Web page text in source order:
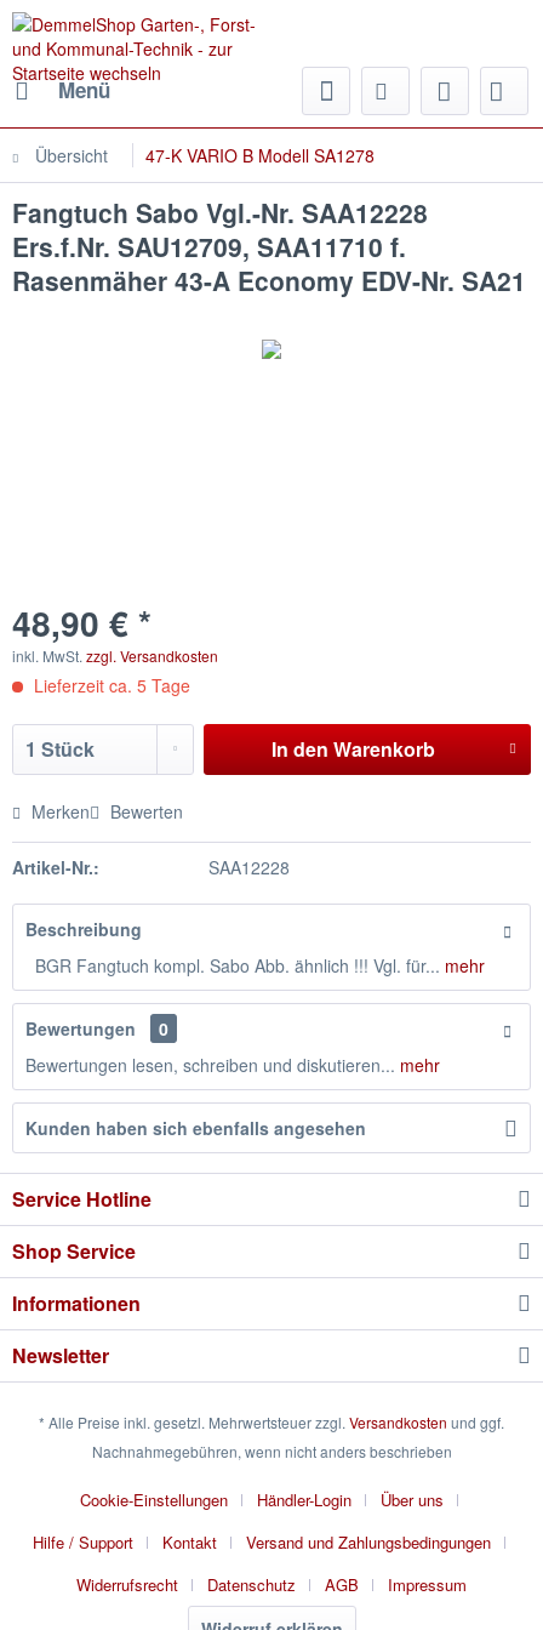
Menü
Übersicht 47-K VARIO B Modell SA1278
Fangtuch Sabo Vgl.-Nr. SAA12228
Ers.f.Nr. SAU12709, SAA11710 f.
Rasenmäher 43-A Economy EDV-Nr. SA21
48,90 € *
inkl. MwSt. zzgl. Versandkosten
Lieferzeit ca. 5 Tage
In den Warenkorb
Merken Bewerten
Artikel-Nr.: SAA12228
Beschreibung
BGR Fangtuch kompl. Sabo Abb. ähnlich !!! Vgl. für... mehr
Bewertungen
0
Bewertungen lesen, schreiben und diskutieren... mehr
Kunden haben sich ebenfalls angesehen
Service Hotline
Shop Service
Informationen
Newsletter
* Alle Preise inkl. gesetzl. Mehrwertsteuer zzgl. Versandkosten und ggf.
Nachnahmegebühren, wenn nicht anders beschrieben
Cookie-Einstellungen Händler-Login
Über uns
Hilfe / Support
Kontakt
Versand und Zahlungsbedingungen
Widerrufsrecht
Datenschutz AGB Impressum